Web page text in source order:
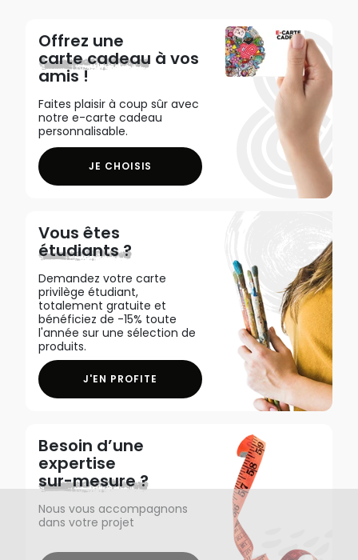
Offrez une
carte cadeau à vos
amis !
Faites plaisir à coup sûr avec
notre e-carte cadeau
personnalisable.
JE CHOISIS
Vous êtes
étudiants ?
Demandez votre carte
privilège étudiant,
totalement gratuite et
bénéficiez de -15% toute
l'année sur une sélection de
produits.
J'EN PROFITE
Besoin d’une
expertise
sur-mesure ?
Nous vous accompagnons
dans votre projet